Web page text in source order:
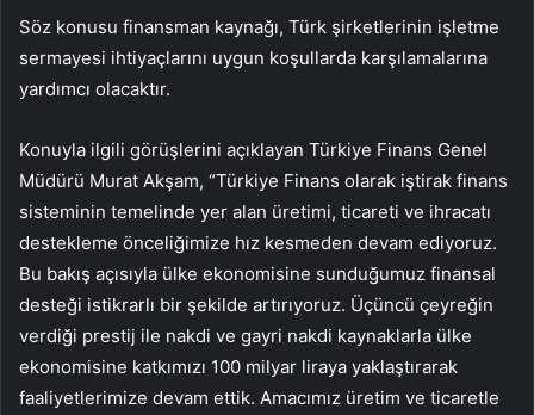
Söz konusu finansman kaynağı, Türk şirketlerinin işletme
sermayesi ihtiyaçlarını uygun koşullarda karşılamalarına
yardımcı olacaktır.
Konuyla ilgili görüşlerini açıklayan Türkiye Finans Genel
Müdürü Murat Akşam, “Türkiye Finans olarak iştirak finans
sisteminin temelinde yer alan üretimi, ticareti ve ihracatı
destekleme önceliğimize hız kesmeden devam ediyoruz.
Bu bakış açısıyla ülke ekonomisine sunduğumuz finansal
desteği istikrarlı bir şekilde artırıyoruz. Üçüncü çeyreğin
verdiği prestij ile nakdi ve gayri nakdi kaynaklarla ülke
ekonomisine katkımızı 100 milyar liraya yaklaştırarak
faaliyetlerimize devam ettik. Amacımız üretim ve ticaretle